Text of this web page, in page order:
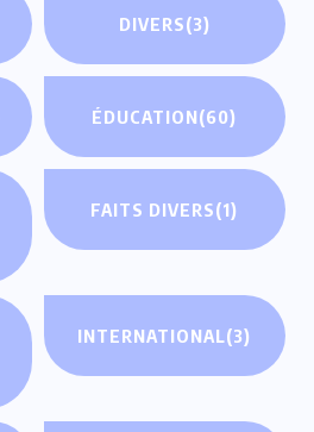
DIVERS(3)
ÉDUCATION(60)
FAITS DIVERS(1)
INTERNATIONAL(3)